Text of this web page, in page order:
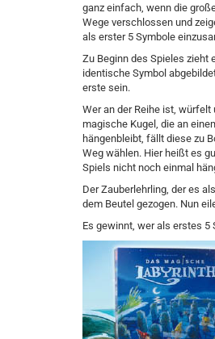
ganz einfach, wenn die
Wege verschlossen und
als erster 5 Symbole
Zu Beginn des Spieles zieht
identische Symbol
erste sein.
Wer an der Reihe ist,
magische Kugel, die an
hängenbleibt, fällt diese zu
Weg wählen. Hier heißt es
Spiels nicht noch einmal
Der Zauberlehrling, der es
dem Beutel gezogen. Nun
Es gewinnt, wer als erstes